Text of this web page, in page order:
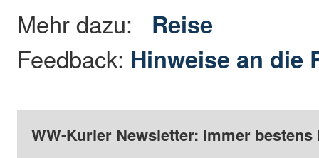
Mehr dazu: Reise
Feedback: Hinweise an die
WW-Kurier Newsletter: Immer